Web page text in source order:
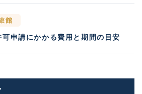
館
申請にかかる費用と期間の目安